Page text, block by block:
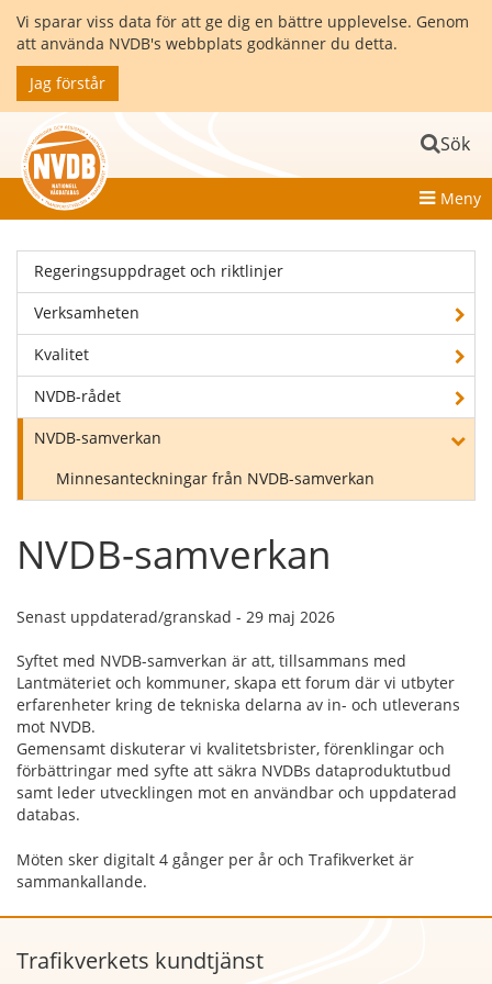
Vi sparar viss data för att ge dig en bättre upplevelse. Genom
att använda NVDB's webbplats godkänner du detta.
Jag förstår
Sök
Meny
Regeringsuppdraget och riktlinjer
Verksamheten
Kvalitet
NVDB-rådet
NVDB-samverkan
Minnesanteckningar från NVDB-samverkan
NVDB-samverkan
Senast uppdaterad/granskad - 29 maj 2026
Syftet med NVDB-samverkan är att, tillsammans med
Lantmäteriet och kommuner, skapa ett forum där vi utbyter
erfarenheter kring de tekniska delarna av in- och utleverans
mot NVDB.
Gemensamt diskuterar vi kvalitetsbrister, förenklingar och
förbättringar med syfte att säkra NVDBs dataproduktutbud
samt leder utvecklingen mot en användbar och uppdaterad
databas.
Möten sker digitalt 4 gånger per år och Trafikverket är
sammankallande.
Trafikverkets kundtjänst